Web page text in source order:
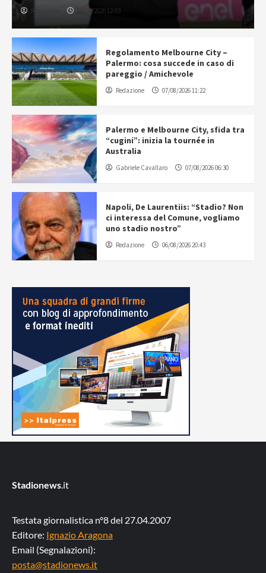
07/08/2026 12:03
Regolamento Melbourne City –
Palermo: cosa succede in caso di
pareggio / Amichevole
Redazione 07/08/2026 11:22
Palermo e Melbourne City, sfida tra
“cugini”: inizia la tournée in
Australia
Gabriele Cavallaro 07/08/2026 06:30
Napoli, De Laurentiis: “Stadio? Non
ci interessa del Comune, vogliamo
uno stadio nostro”
Redazione 06/08/2026 20:43
Stadionews.it
Testata giornalistica n°8 del 27.04.2007
Editore: Ignazio Aragona
Email (Segnalazioni):
posta@stadionews.it